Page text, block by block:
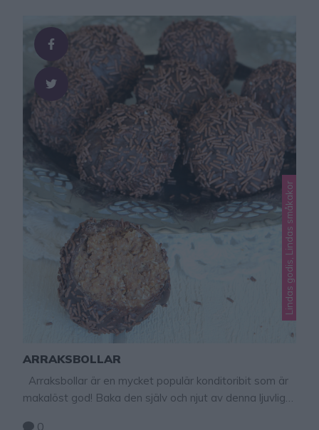
½ dl vetemjöl 75 g smör, …
Lindas godis, Lindas småkakor
ARRAKSBOLLAR
Arraksbollar är en mycket populär konditoribit som är
makalöst god! Baka den själv och njut av denna ljuvliga
0